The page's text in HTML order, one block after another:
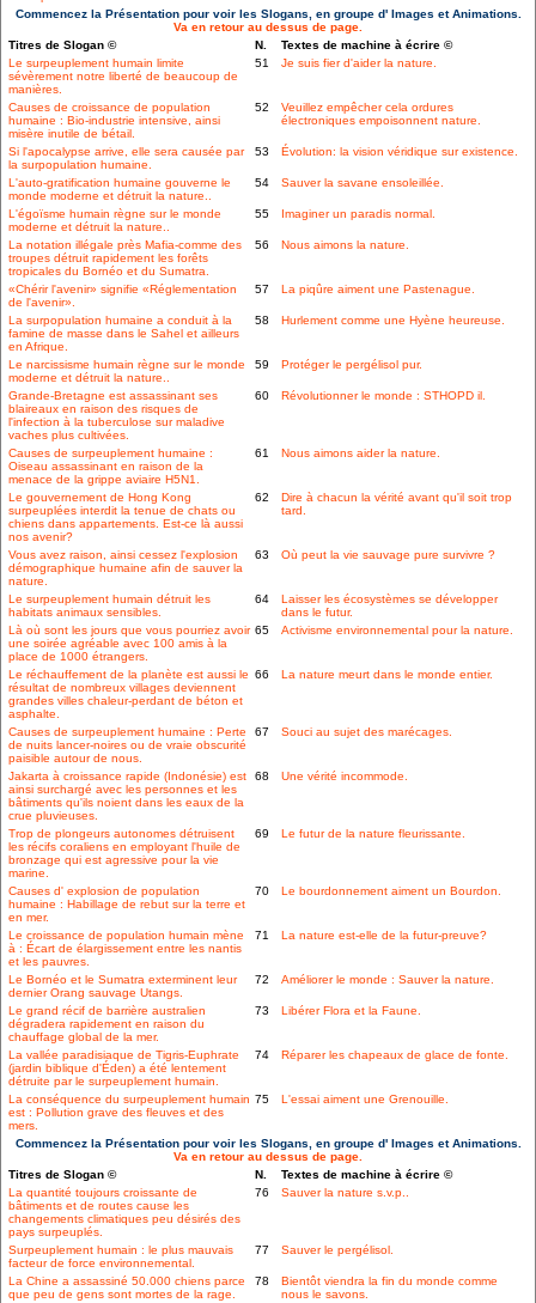
Commencez la Présentation pour voir les Slogans, en groupe d' Images et Animations.
Va en retour au dessus de page.
Titres de Slogan ©
N.
Textes de machine à écrire ©
Le surpeuplement humain limite
sévèrement notre liberté de beaucoup de
manières.
51 Je suis fier d'aider la nature.
Causes de croissance de population
humaine : Bio-industrie intensive, ainsi
misère inutile de bétail.
52
Veuillez empêcher cela ordures
électroniques empoisonnent nature.
Si l'apocalypse arrive, elle sera causée par
la surpopulation humaine.
53 Évolution: la vision véridique sur existence.
L'auto-gratification humaine gouverne le
monde moderne et détruit la nature..
54 Sauver la savane ensoleillée.
L'égoïsme humain règne sur le monde
moderne et détruit la nature..
55 Imaginer un paradis normal.
La notation illégale près Mafia-comme des
troupes détruit rapidement les forêts
tropicales du Bornéo et du Sumatra.
56 Nous aimons la nature.
«Chérir l'avenir» signifie «Réglementation
de l'avenir».
57 La piqûre aiment une Pastenague.
La surpopulation humaine a conduit à la
famine de masse dans le Sahel et ailleurs
en Afrique.
58 Hurlement comme une Hyène heureuse.
Le narcissisme humain règne sur le monde
moderne et détruit la nature..
59 Protéger le pergélisol pur.
Grande-Bretagne est assassinant ses
blaireaux en raison des risques de
l'infection à la tuberculose sur maladive
vaches plus cultivées.
60 Révolutionner le monde : STHOPD il.
Causes de surpeuplement humaine :
Oiseau assassinant en raison de la
menace de la grippe aviaire H5N1.
61 Nous aimons aider la nature.
Le gouvernement de Hong Kong
surpeuplées interdit la tenue de chats ou
chiens dans appartements. Est-ce là aussi
nos avenir?
62
Dire à chacun la vérité avant qu'il soit trop
tard.
Vous avez raison, ainsi cessez l'explosion
démographique humaine afin de sauver la
nature.
63 Où peut la vie sauvage pure survivre ?
Le surpeuplement humain détruit les
habitats animaux sensibles.
64
Laisser les écosystèmes se développer
dans le futur.
Là où sont les jours que vous pourriez avoir
une soirée agréable avec 100 amis à la
place de 1000 étrangers.
65 Activisme environnemental pour la nature.
Le réchauffement de la planète est aussi le
résultat de nombreux villages deviennent
grandes villes chaleur-perdant de béton et
asphalte.
66 La nature meurt dans le monde entier.
Causes de surpeuplement humaine : Perte
de nuits lancer-noires ou de vraie obscurité
paisible autour de nous.
67 Souci au sujet des marécages.
Jakarta à croissance rapide (Indonésie) est
ainsi surchargé avec les personnes et les
bâtiments qu'ils noient dans les eaux de la
crue pluvieuses.
68 Une vérité incommode.
Trop de plongeurs autonomes détruisent
les récifs coraliens en employant l'huile de
bronzage qui est agressive pour la vie
marine.
69 Le futur de la nature fleurissante.
Causes d' explosion de population
humaine : Habillage de rebut sur la terre et
en mer.
70 Le bourdonnement aiment un Bourdon.
Le croissance de population humain mène
à : Écart de élargissement entre les nantis
et les pauvres.
71 La nature est-elle de la futur-preuve?
Le Bornéo et le Sumatra exterminent leur
dernier Orang sauvage Utangs.
72 Améliorer le monde : Sauver la nature.
Le grand récif de barrière australien
dégradera rapidement en raison du
chauffage global de la mer.
73 Libérer Flora et la Faune.
La vallée paradisiaque de Tigris-Euphrate
(jardin biblique d'Éden) a été lentement
détruite par le surpeuplement humain.
74 Réparer les chapeaux de glace de fonte.
La conséquence du surpeuplement humain
est : Pollution grave des fleuves et des
mers.
75 L'essai aiment une Grenouille.
Commencez la Présentation pour voir les Slogans, en groupe d' Images et Animations.
Va en retour au dessus de page.
Titres de Slogan ©
N.
Textes de machine à écrire ©
La quantité toujours croissante de
bâtiments et de routes cause les
changements climatiques peu désirés des
pays surpeuplés.
76 Sauver la nature s.v.p..
Surpeuplement humain : le plus mauvais
facteur de force environnemental.
77 Sauver le pergélisol.
La Chine a assassiné 50.000 chiens parce
que peu de gens sont mortes de la rage.
78
Bientôt viendra la fin du monde comme
nous le savons.